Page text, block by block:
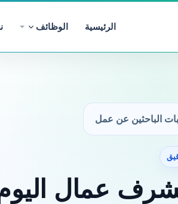
الرئيسية الوظائف
الباحثين عن عمل
عمال